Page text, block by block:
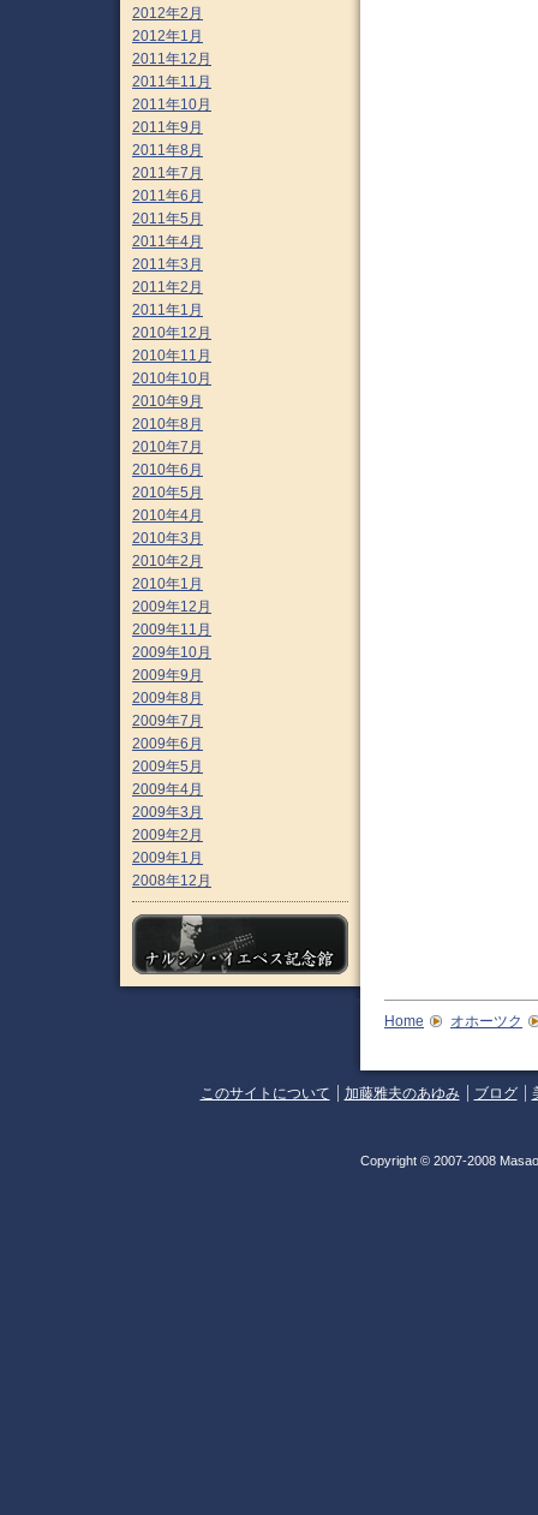
2012年2月
2012年1月
2011年12月
2011年11月
2011年10月
2011年9月
2011年8月
2011年7月
2011年6月
2011年5月
2011年4月
2011年3月
2011年2月
2011年1月
2010年12月
2010年11月
2010年10月
2010年9月
2010年8月
2010年7月
2010年6月
2010年5月
2010年4月
2010年3月
2010年2月
2010年1月
2009年12月
2009年11月
2009年10月
2009年9月
2009年8月
2009年7月
2009年6月
2009年5月
2009年4月
2009年3月
2009年2月
2009年1月
2008年12月
Home オホーツク
このサイトについて 加藤雅夫のあゆみ ブログ
Copyright © 2007-2008